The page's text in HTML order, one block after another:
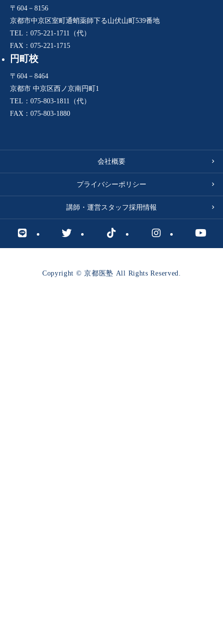
〒604－8156
京都市中京区室町通蛸薬師下る山伏山町539番地
TEL：075-221-1711（代）
FAX：075-221-1715
円町校
〒604－8464
京都市 中京区西ノ京南円町1
TEL：075-803-1811（代）
FAX：075-803-1880
会社概要
プライバシーポリシー
講師・運営スタッフ採用情報
Copyright © 京都医塾 All Rights Reserved.